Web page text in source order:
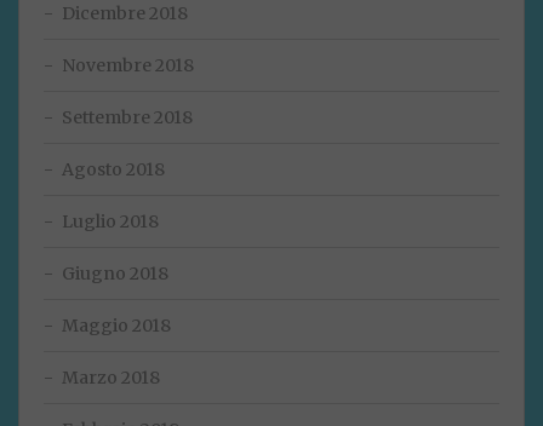
Dicembre 2018
Novembre 2018
Settembre 2018
Agosto 2018
Luglio 2018
Giugno 2018
Maggio 2018
Marzo 2018